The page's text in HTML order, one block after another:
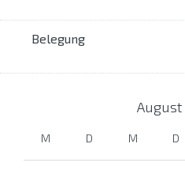
Belegung
August
M D M D